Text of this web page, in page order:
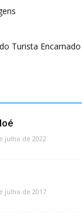
Turista Encarnado
julho de 2022
julho de 2017